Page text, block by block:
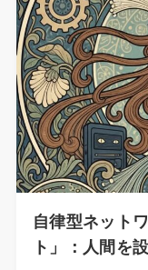
自律型ネット
ト」：人間を